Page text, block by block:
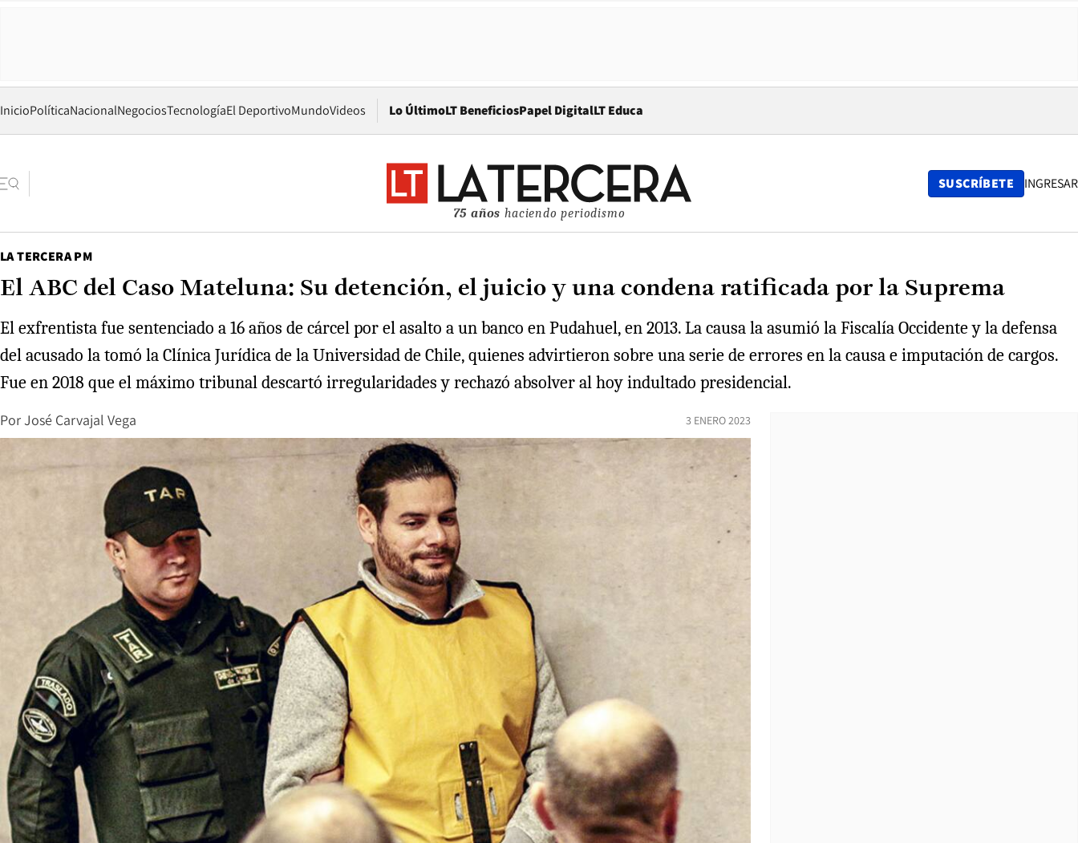
InicioPolíticaNacionalNegociosTecnologíaEl DeportivoMundoVideos Lo ÚltimoLT BeneficiosPapel DigitalOpens in new window
LT Educa
75 años haciendo periodismo
SUSCRÍBETE INGRESAR
LA TERCERA PM
El ABC del Caso Mateluna: Su detención, el juicio y una condena ratificada por la Suprema
El exfrentista fue sentenciado a 16 años de cárcel por el asalto a un banco en Pudahuel, en 2013. La causa la asumió la Fiscalía Occidente y la defensa
del acusado la tomó la Clínica Jurídica de la Universidad de Chile, quienes advirtieron sobre una serie de errores en la causa e imputación de cargos.
Fue en 2018 que el máximo tribunal descartó irregularidades y rechazó absolver al hoy indultado presidencial.
PorJosé Carvajal Vega 3 ENERO 2023